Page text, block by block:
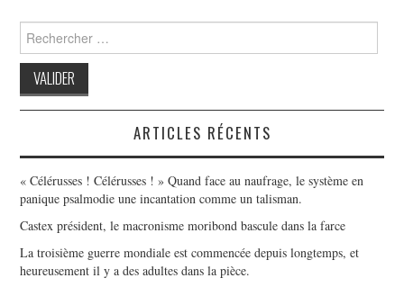
Search
for:
ARTICLES RÉCENTS
« Célérusses ! Célérusses ! » Quand face au naufrage, le système en
panique psalmodie une incantation comme un talisman.
Castex président, le macronisme moribond bascule dans la farce
La troisième guerre mondiale est commencée depuis longtemps, et
heureusement il y a des adultes dans la pièce.